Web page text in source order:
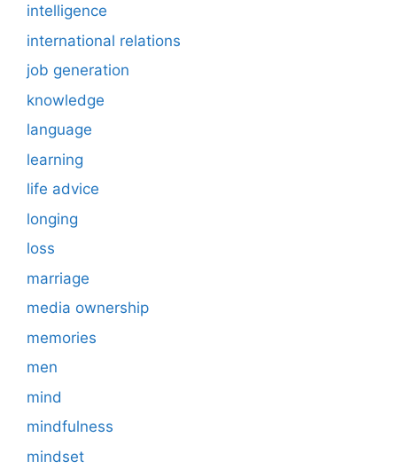
intelligence
international relations
job generation
knowledge
language
learning
life advice
longing
loss
marriage
media ownership
memories
men
mind
mindfulness
mindset